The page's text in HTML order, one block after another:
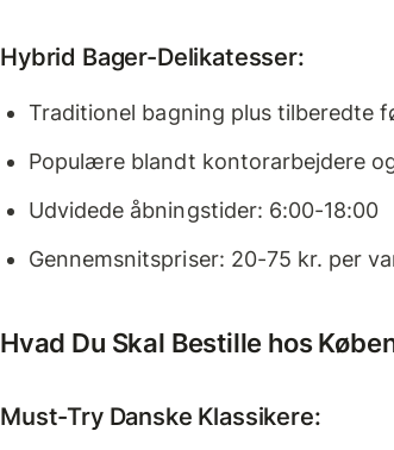
Hybrid Bager-Delikatesser:
Traditionel bagning plus tilberedte
Populære blandt kontorarbejdere
Udvidede åbningstider: 6:00-18:00
Gennemsnitspriser: 20-75 kr. per
Hvad Du Skal Bestille hos
Must-Try Danske Klassikere: